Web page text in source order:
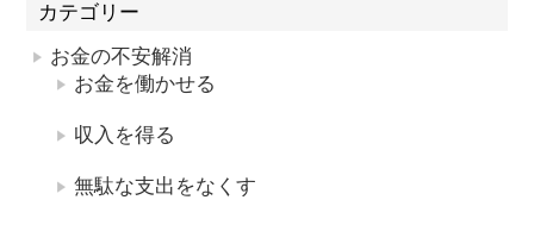
カテゴリー
お金の不安解消
お金を働かせる
収入を得る
無駄な支出をなくす